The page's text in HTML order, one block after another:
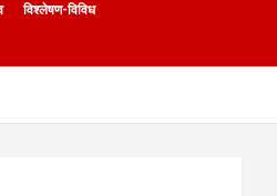
विश्लेषण-विविध